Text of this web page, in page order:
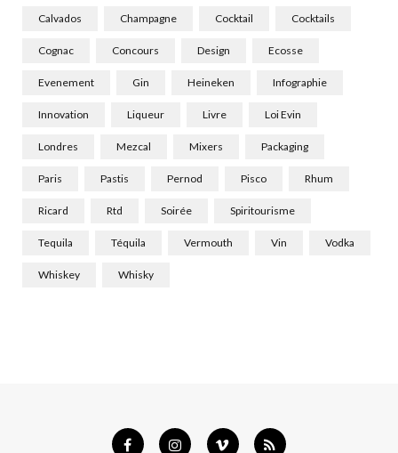
Calvados Champagne Cocktail Cocktails
Cognac Concours Design Ecosse
Evenement Gin Heineken Infographie
Innovation Liqueur Livre Loi Evin
Londres Mezcal Mixers Packaging
Paris Pastis Pernod Pisco Rhum
Ricard Rtd Soirée Spiritourisme
Tequila Téquila Vermouth Vin Vodka
Whiskey Whisky